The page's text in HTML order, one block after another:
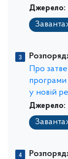
Джерело:
Про
у новій
Джерело: